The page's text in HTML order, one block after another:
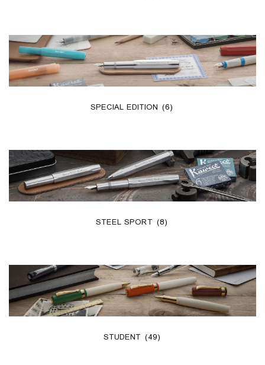
SPECIAL EDITION (6)
STEEL SPORT (8)
STUDENT (49)